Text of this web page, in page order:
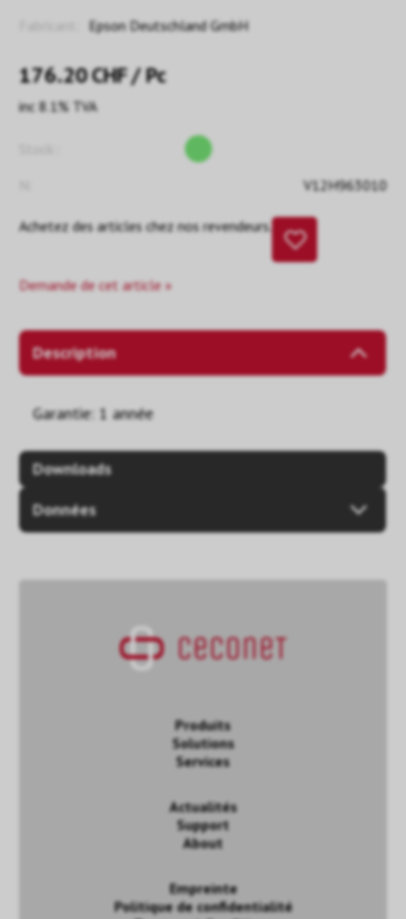
Epson Deutschland GmbH
176.20CHF/ Pc
inc 8.1% TVA
V12H963010
Achetez des articles chez nos revendeurs.
Demande de cet article »
Description
Garantie: 1 année
Downloads
Données
Produits
Solutions
Services
Actualités
Support
About
Empreinte
Politique de confidentialité